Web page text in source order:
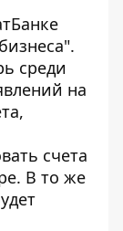
.
среди
на
счета
В то же